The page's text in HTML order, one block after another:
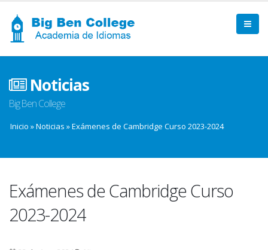
Noticias
Big Ben College
Inicio »Noticias »Exámenes de Cambridge Curso 2023-2024
Exámenes de Cambridge Curso
2023-2024